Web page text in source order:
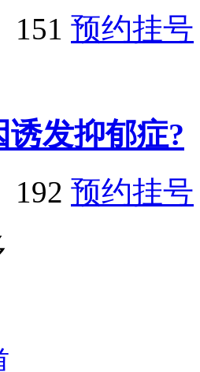
151 预约挂号
诱发抑郁症?
192 预约挂号